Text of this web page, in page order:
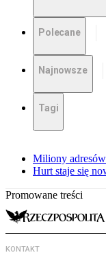
Polecane
Najnowsze
Tagi
Miliony
Hurt staje się
Promowane treści
KONTAKT